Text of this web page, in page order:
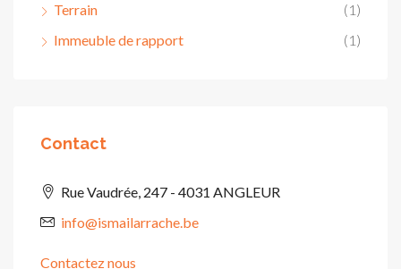
Terrain
(1)
Immeuble de rapport
(1)
Contact
Rue Vaudrée, 247 - 4031 ANGLEUR
info@ismailarrache.be
Contactez nous